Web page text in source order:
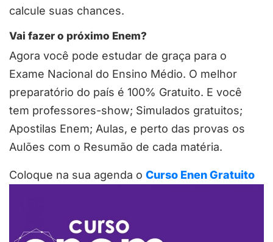
calcule suas chances.
Vai fazer o próximo Enem?
Agora você pode estudar de graça para o
Exame Nacional do Ensino Médio. O melhor
preparatório do país é 100% Gratuito. E você
tem professores-show; Simulados gratuitos;
Apostilas Enem; Aulas, e perto das provas os
Aulões com o Resumão de cada matéria.
Coloque na sua agenda o Curso Enen Gratuito